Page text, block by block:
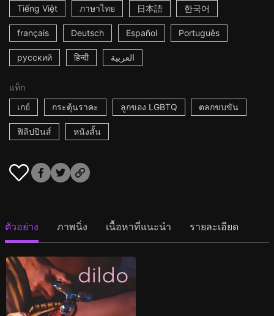
Tiếng Việt ภาษาไทย 日本語 한국어
français Deutsch Español Português
русский हिन्दी العربية
แท็ก
เกย์
กระตุ้นราคะ ลูกของ LGBTQ ตลกขบขัน
ฟิลิปปินส์ หนังสั้น
ตัวอย่าง ภาพนิ่ง เนื้อหาที่แนะนำ รายละเอียด